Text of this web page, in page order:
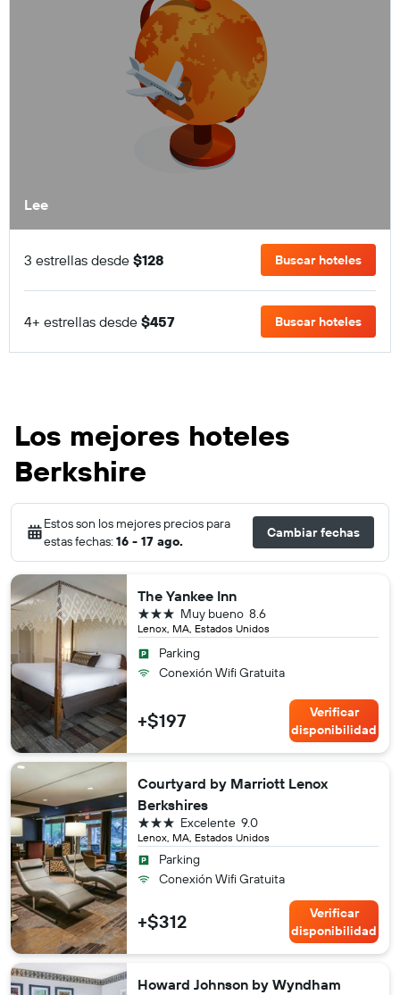
Lee
3 estrellas desde $128 Buscar hoteles
4+ estrellas desde $457 Buscar hoteles
Los mejores hoteles
Berkshire
Estos son los mejores precios para
estas fechas: 16 - 17 ago.
Cambiar fechas
The Yankee Inn
Lenox, MA, Estados Unidos
8.6
Muy bueno
3 estrellas
Parking
Conexión Wifi Gratuita
+$197
Verificar
disponibilidad
Courtyard by Marriott Lenox
Berkshires
Lenox, MA, Estados Unidos
9.0
Excelente
3 estrellas
Parking
Conexión Wifi Gratuita
+$312
Verificar
disponibilidad
Howard Johnson by Wyndham